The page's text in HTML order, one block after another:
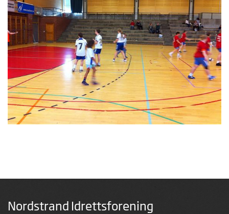
Nordstrand Idrettsforening